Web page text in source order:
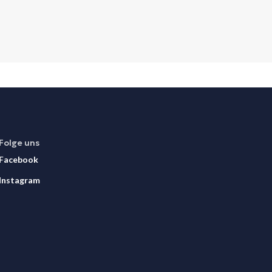
Folge uns
Facebook
Instagram